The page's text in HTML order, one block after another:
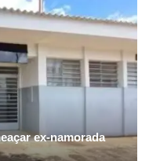
ex-namorada